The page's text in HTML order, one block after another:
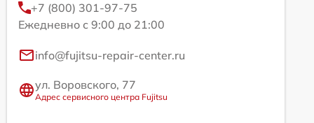
+7 (800) 301-97-75
Ежедневно с 9:00 до 21:00
info@fujitsu-repair-center.ru
ул. Воровского, 77
Адрес сервисного центра Fujitsu